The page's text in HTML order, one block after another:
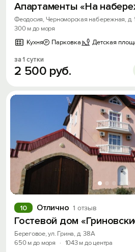
Апартаменты «На
Феодосия, Черноморская набережная, д.
300 м до моря
Кухня
Парковка Детская
за 1 сутки
2 500 руб.
Отлично 1 отзыв
10
Гостевой дом
Береговое, ул. Грина, д. 38А
650 м до моря
· 1043 м до центра